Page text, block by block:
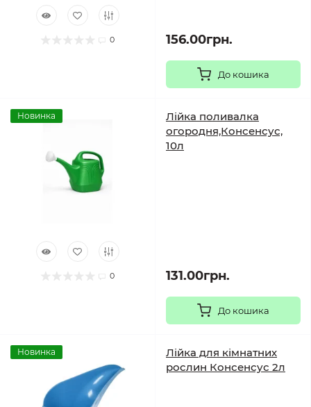
0 156.00грн.
До кошика
Новинка
0
Лійка поливалка
огородня,Консенсус,
10л
131.00грн.
До кошика
Новинка
Лійка для кімнатних
рослин Консенсус 2л